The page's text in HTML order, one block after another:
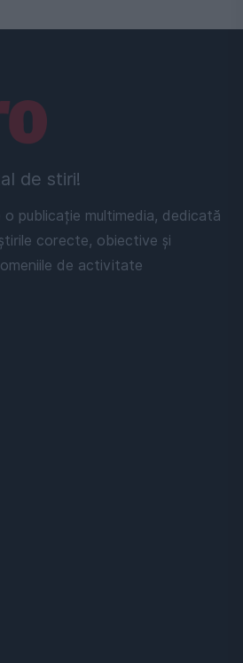
de stiri!
o publicație multimedia, dedicată
corecte, obiective și
de activitate